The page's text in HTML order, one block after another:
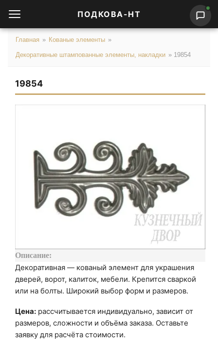
ПОДКОВА-НТ
Главная » Кованые элементы »
Декоративные штампованные элементы, накладки » 19854
19854
Описание:
Декоративная — кованый элемент для украшения
дверей, ворот, калиток, мебели. Крепится сваркой
или на болты. Широкий выбор форм и размеров.
Цена: рассчитывается индивидуально, зависит от
размеров, сложности и объёма заказа. Оставьте
заявку для расчёта стоимости.